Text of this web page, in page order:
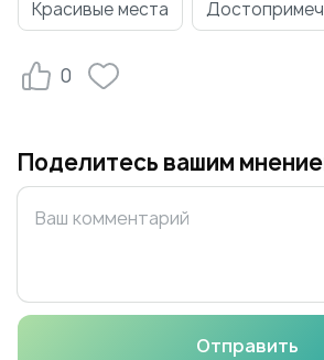
Красивые места
0
Поделитесь вашим
Отправить